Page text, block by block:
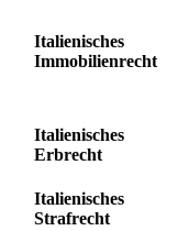
Italienisches
Immobilienrecht
Italienisches
Erbrecht
Italienisches
Strafrecht